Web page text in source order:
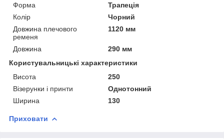
Форма
Трапеція
Колір
Чорний
Довжина плечового
ременя
1120 мм
Довжина
290 мм
Користувальницькі характеристики
Висота
250
Візерунки і принти
Однотонний
Ширина
130
Приховати